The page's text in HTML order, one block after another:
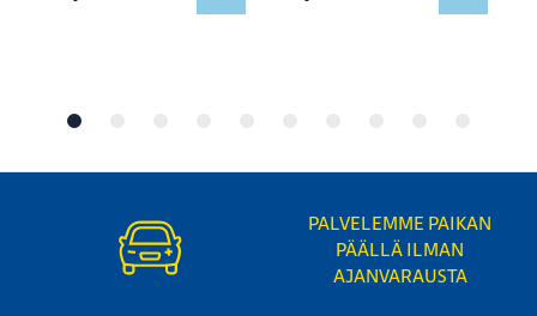
PALVELEMME PAIKAN
PÄÄLLÄ ILMAN
AJANVARAUSTA